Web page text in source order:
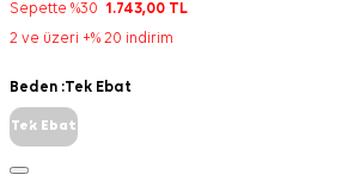
Sepette %30 1.743,00 TL
2 ve üzeri +% 20 indirim
Beden :Tek Ebat
Tek Ebat